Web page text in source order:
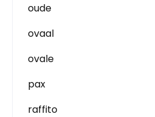
oude
ovaal
ovale
pax
raffito